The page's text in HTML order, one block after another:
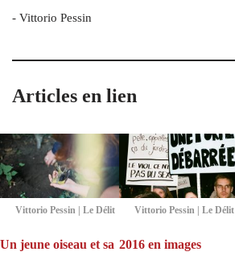
- Vittorio Pessin
Articles en lien
Vittorio Pessin | Le Délit
Un jeune oiseau et sa
Vittorio Pessin | Le Délit
2016 en images